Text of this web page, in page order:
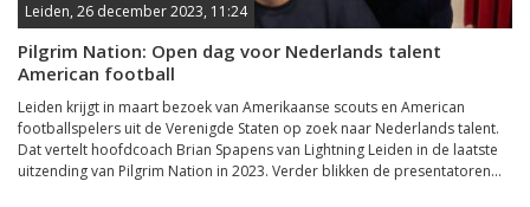
Leiden, 26 december 2023, 11:24
Pilgrim Nation: Open dag voor Nederlands talent
American football
Leiden krijgt in maart bezoek van Amerikaanse scouts en American
footballspelers uit de Verenigde Staten op zoek naar Nederlands talent.
Dat vertelt hoofdcoach Brian Spapens van Lightning Leiden in de laatste
uitzending van Pilgrim Nation in 2023. Verder blikken de presentatoren...